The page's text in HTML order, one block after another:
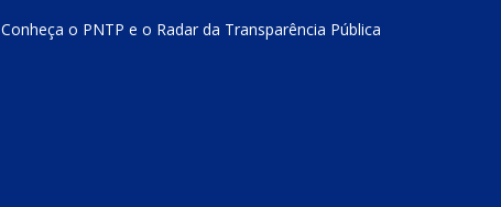
Conheça o PNTP e o Radar da Transparência Pública